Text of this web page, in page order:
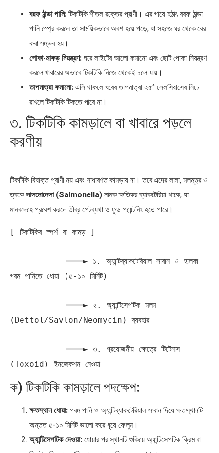
বরফ ঠান্ডা পানি: টিকটিকি শীতল রক্তের প্রাণী। এর গায়ে হঠাৎ বরফ ঠান্ডা
পানি স্প্রে করলে তা সাময়িকভাবে অবশ হয়ে পড়ে, যা সহজে ঘর থেকে বের
করা সম্ভব হয়।
পোকা-মাকড় নিয়ন্ত্রণ: ঘরে লাইটের আলো কমানো এবং ছোট পোকা নিয়ন্ত্রণ
করলে খাবারের অভাবে টিকটিকি নিজে থেকেই চলে যায়।
তাপমাত্রা কমানো: এসি থাকলে ঘরের তাপমাত্রা ২৫° সেলসিয়াসের নিচে
রাখলে টিকটিকি টিকতে পারে না।
৩. টিকটিকি কামড়ালে বা খাবারে পড়লে
করণীয়
টিকটিকি বিষাক্ত প্রাণী নয় এবং সাধারণত কামড়ায় না। তবে এদের লালা, মলমূত্র ও
ত্বকে সালমোনেলা (Salmonella) নামক ক্ষতিকর ব্যাকটেরিয়া থাকে, যা
মানবদেহে প্রবেশ করলে তীব্র পেটব্যথা ও ফুড পয়েন্টনিং হতে পারে।
[ টিকটিকির স্পর্শ বা কামড় ]
গরম পানিতে ধোয়া (৫-১০ মিনিট)
(Dettol/Savlon/Neomycin) ব্যবহার
ক) টিকটিকি কামড়ালে পদক্ষেপ:
ক্ষতস্থান ধোয়া: গরম পানি ও অ্যান্টিব্যাকটেরিয়াল সাবান দিয়ে ক্ষতস্থানটি
অন্তত ৫-১০ মিনিট ভালো করে ধুয়ে ফেলুন।
অ্যান্টিসেপটিক দেওয়া: ধোয়ার পর স্থানটি শুকিয়ে অ্যান্টিসেপটিক ক্রিম বা